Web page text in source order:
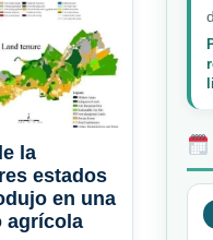
la
estados
en una
agrícola